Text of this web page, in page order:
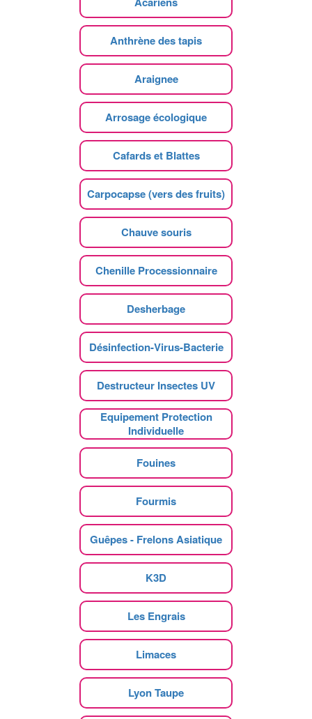
Anthrène des tapis
Araignee
Arrosage écologique
Cafards et Blattes
Carpocapse (vers des fruits)
Chauve souris
Chenille Processionnaire
Desherbage
Désinfection-Virus-Bacterie
Destructeur Insectes UV
Equipement Protection
Individuelle
Fouines
Fourmis
Guêpes - Frelons Asiatique
K3D
Les Engrais
Limaces
Lyon Taupe